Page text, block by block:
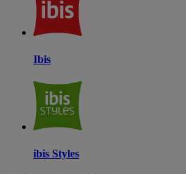
Ibis
ibis Styles